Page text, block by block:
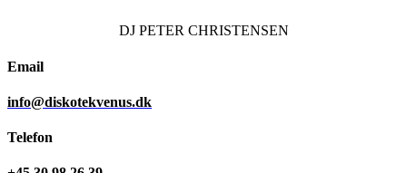
DJPETER CHRISTENSEN
Email
info@diskotekvenus.dk
Telefon